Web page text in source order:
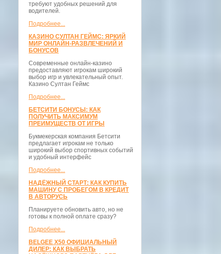
требуют удобных решений для
водителей.
Подробнее...
КАЗИНО СУЛТАН ГЕЙМС: ЯРКИЙ
МИР ОНЛАЙН-РАЗВЛЕЧЕНИЙ И
БОНУСОВ
Современные онлайн-казино
предоставляют игрокам широкий
выбор игр и увлекательный опыт.
Казино Султан Геймс
Подробнее...
БЕТСИТИ БОНУСЫ: КАК
ПОЛУЧИТЬ МАКСИМУМ
ПРЕИМУЩЕСТВ ОТ ИГРЫ
Букмекерская компания Бетсити
предлагает игрокам не только
широкий выбор спортивных событий
и удобный интерфейс
Подробнее...
НАДЁЖНЫЙ СТАРТ: КАК КУПИТЬ
МАШИНУ С ПРОБЕГОМ В КРЕДИТ
В АВТОРУСЬ
Планируете обновить авто, но не
готовы к полной оплате сразу?
Подробнее...
BELGEE X50 ОФИЦИАЛЬНЫЙ
ДИЛЕР: КАК ВЫБРАТЬ